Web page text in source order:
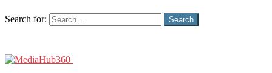
Search for:
Search